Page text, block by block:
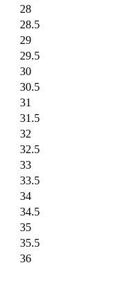
28
28.5
29
29.5
30
30.5
31
31.5
32
32.5
33
33.5
34
34.5
35
35.5
36